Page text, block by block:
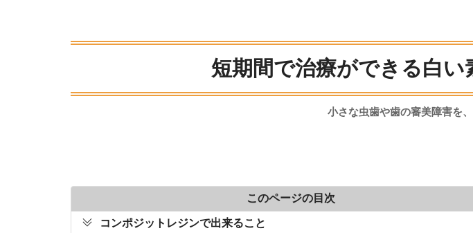
短期間で治療ができる白
小さな虫歯や歯の審美障害を
このページの目次
コンポジットレジンで出来ること